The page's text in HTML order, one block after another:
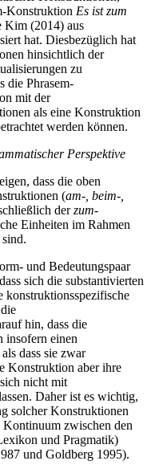
Konstruktion Es ist zum
Kim (2014) aus
hat. Diesbezüglich hat
hinsichtlich der
zu
die Phrasem-
mit der
als eine Konstruktion
werden können.
Perspektive
dass die oben
(am-, beim-,
derzum-
Einheiten im Rahmen
und Bedeutungspaar
sich die substantivierten
hin, dass die
insofern einen
dass sie zwar
Konstruktion aber ihre
nicht mit
Daher ist es wichtig,
solcher Konstruktionen
Kontinuum zwischen den
und Pragmatik)
und Goldberg 1995).